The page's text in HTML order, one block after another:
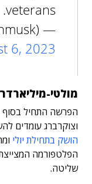
veterans.
— Elon Musk (@elonmusk)
6, 2023
מולטי-
הפרשה התחיל בסוף
וצוקרברג עומדים
הושק בתחילת יולי
הפלטפורמה
שליטה.